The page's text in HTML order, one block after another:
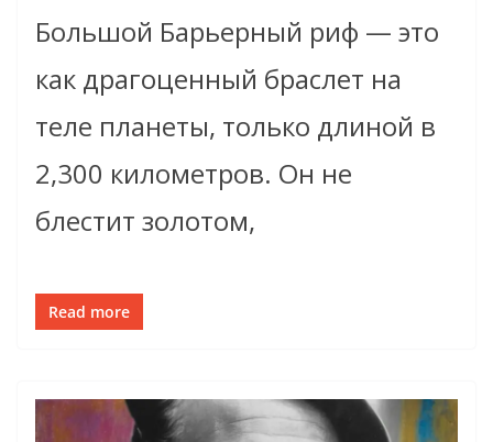
Большой Барьерный риф — это
как драгоценный браслет на
теле планеты, только длиной в
2,300 километров. Он не
блестит золотом,
Read more